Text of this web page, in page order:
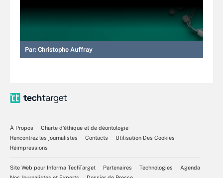
Par: Christophe Auffray
À Propos
Charte d’éthique et de déontologie
Rencontrez les journalistes
Contacts
Utilisation Des Cookies
Réimpressions
Site Web pour Informa TechTarget Partenaires Technologies
Agenda